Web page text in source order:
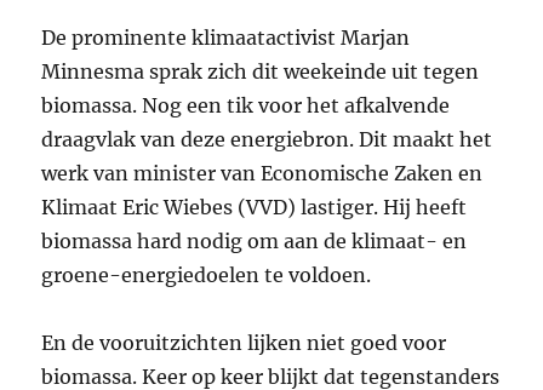
De prominente klimaatactivist Marjan
Minnesma sprak zich dit weekeinde uit tegen
biomassa. Nog een tik voor het afkalvende
draagvlak van deze energiebron. Dit maakt het
werk van minister van Economische Zaken en
Klimaat Eric Wiebes (VVD) lastiger. Hij heeft
biomassa hard nodig om aan de klimaat- en
groene-energiedoelen te voldoen.
En de vooruitzichten lijken niet goed voor
biomassa. Keer op keer blijkt dat tegenstanders